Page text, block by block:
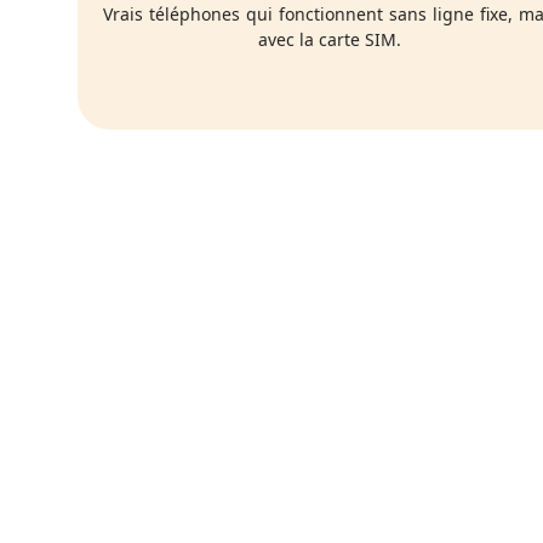
Vrais téléphones qui fonctionnent sans ligne fixe,
avec la carte SIM.